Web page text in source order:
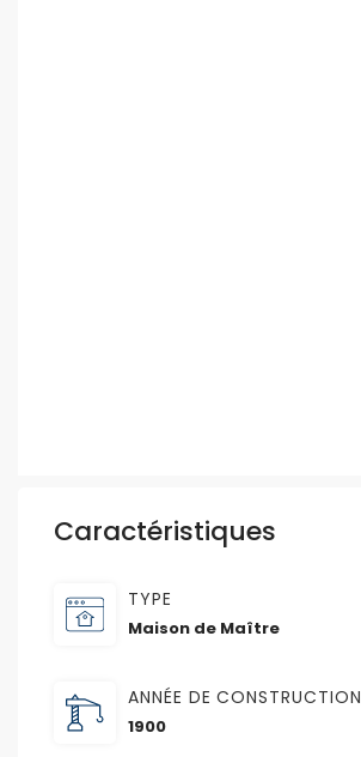
Caractéristiques
TYPE
Maison de Maître
ANNÉE DE CONSTRUCTION
1900